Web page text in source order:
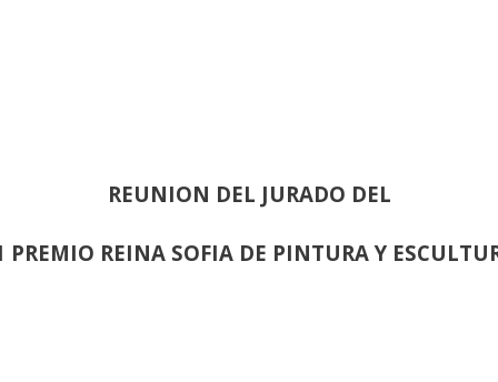
REUNION DEL JURADO DEL
PREMIO REINA SOFIA DE PINTURA Y